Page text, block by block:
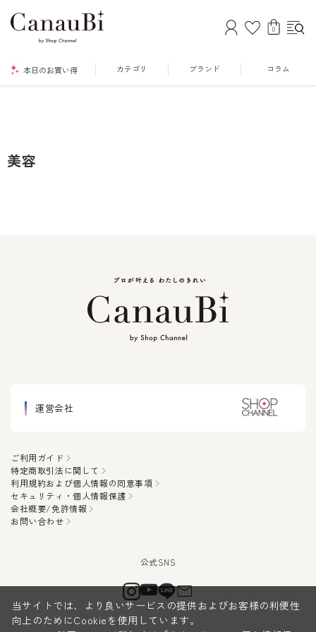
0
本日のお買い得 カテゴリ ブランド コラム
美容
運営会社
ご利用ガイド
特定商取引法に関して
利用規約および個人情報の同意事項
セキュリティ・個人情報保護
会社概要/免許情報
お問い合わせ
当サイトでは、より良いサービスの提供およびお客様の利便性
向上のためにCookieを使用しています。